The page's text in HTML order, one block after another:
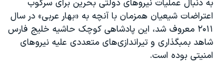
به دنبال عملیات نیروهای دولتی بحرین برای سرکوب
اعتراضات شیعیان همزمان با آنچه به «بهار عربی» در سال
۲۰۱۱ معروف شد، این پادشاهی کوچک حاشیه خلیج فارس
شاهد بمبگذاری و تیراندازی‌های متعددی علیه نیروهای
امنیتی بوده است.